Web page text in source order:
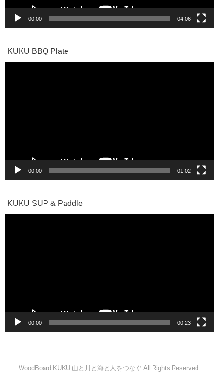
00:00 04:06
KUKU BBQ Plate
00:00 01:02
KUKU SUP & Paddle
00:00 00:23
WoodBoard KUKU 山と川と海と人をつなぐ All Rights Reserved.